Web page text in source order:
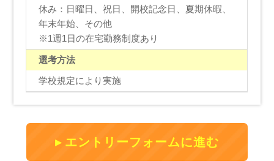
休み：日曜日、祝日、開校記念日、夏期休暇、
年末年始、その他
※1週1日の在宅勤務制度あり
選考方法
学校規定により実施
エントリーフォームに進む